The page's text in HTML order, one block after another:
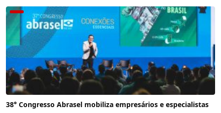
38° Congresso Abrasel mobiliza empresários e especialistas